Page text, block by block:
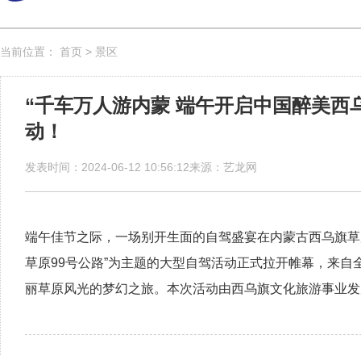
当前位置： 首页 > 景区
“千车万人游内蒙 端午开启中国醉美
动！
发表时间：2024-06-12 10:56:12来源：艺龙网
端午佳节之际，一场别开生面的自驾盛宴在内蒙古西乌旗
草原99号公路”为主题的大型自驾活动正式拉开帷幕，来
丽草原风光的梦幻之旅。本次活动由西乌旗文化旅游事业